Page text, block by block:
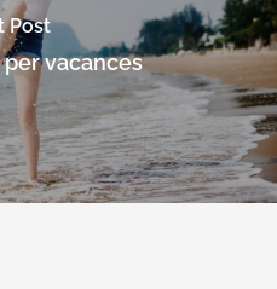
Post
vacances